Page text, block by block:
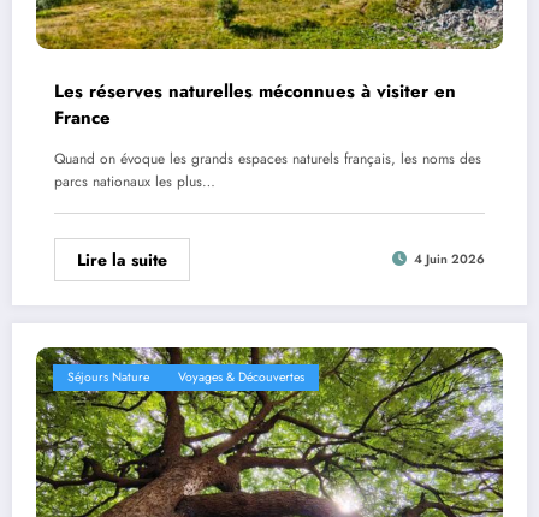
Les réserves naturelles méconnues à visiter en
France
Quand on évoque les grands espaces naturels français, les noms des
parcs nationaux les plus…
Lire la suite 4 Juin 2026
Séjours Nature Voyages & Découvertes